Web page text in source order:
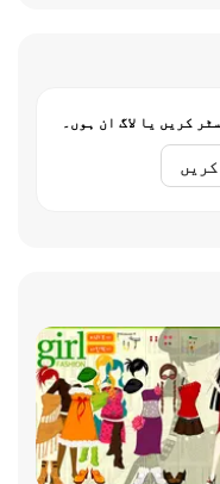
کریں یا لاگ ان ہوں۔
کریں